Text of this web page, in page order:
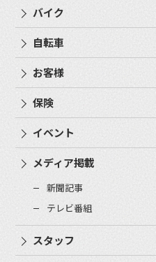
バイク
自転車
お客様
保険
イベント
メディア掲載
新聞記事
テレビ番組
スタッフ